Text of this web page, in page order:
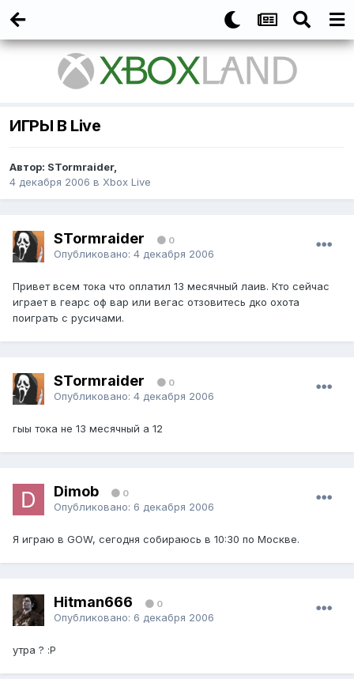
ИГРЫ В Live
Автор: STormraider,
4 декабря 2006 в Xbox Live
STormraider 0
Опубликовано: 4 декабря 2006
Привет всем тока что оплатил 13 месячный лаив. Кто сейчас
играет в геарс оф вар или вегас отзовитесь дко охота
поиграть с русичами.
STormraider 0
Опубликовано: 4 декабря 2006
гыы тока не 13 месячный а 12
Dimob 0
Опубликовано: 6 декабря 2006
Я играю в GOW, сегодня собираюсь в 10:30 по Москве.
Hitman666 0
Опубликовано: 6 декабря 2006
утра ? :Р